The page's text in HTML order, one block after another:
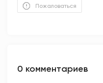
Пожаловаться
0 комментариев